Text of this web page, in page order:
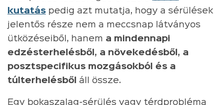
kutatás pedig azt mutatja, hogy a sérülések
jelentős része nem a meccsnap látványos
ütközéseiből, hanem a mindennapi
edzésterhelésből, a növekedésből, a
posztspecifikus mozgásokból és a
túlterhelésből
áll össze.
Egy bokaszalag-sérülés vagy térdprobléma